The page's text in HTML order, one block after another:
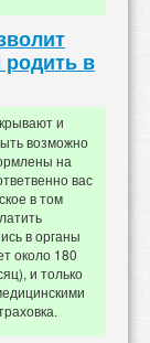
в
и
возможно
на
вас
в том
в органы
около 180
и только